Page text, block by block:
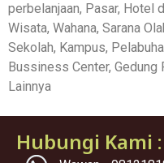
perbelanjaan, Pasar, Hotel
Wisata, Wahana, Sarana
Sekolah, Kampus,
Bussiness Center,
Lainnya
Hubungi Kami :